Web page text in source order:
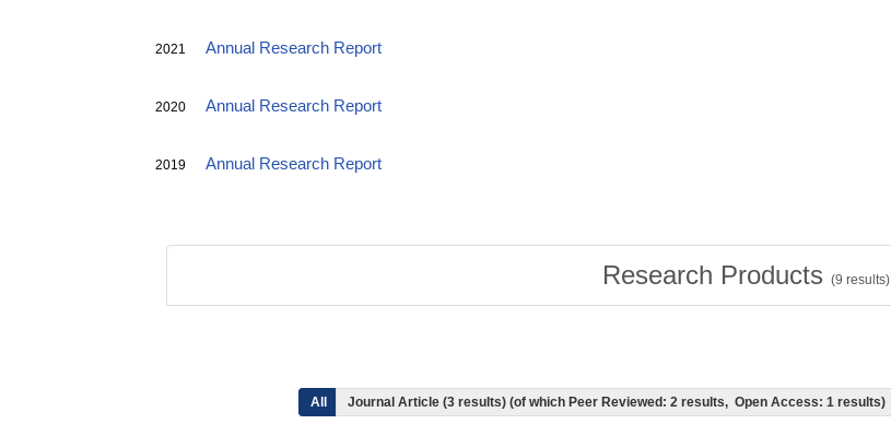
2021 Annual Research Report
2020 Annual Research Report
2019 Annual Research Report
Research Products (9 results)
All Journal Article (3 results) (of which Peer Reviewed: 2 results, Open Access: 1 results)